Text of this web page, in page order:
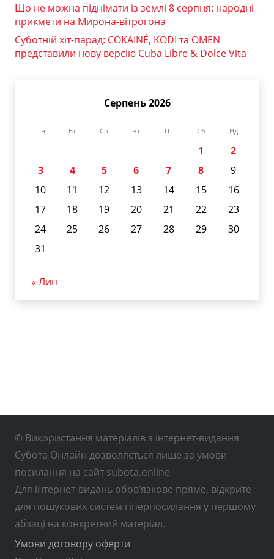
Що не можна піднімати із землі 8 серпня: народні
прикмети на Мирона-вітрогона
Суботній хіт-парад: COKAINÉ, KODI та OMEN
представили нову версію Cuba Libre & Dolce Vita
Серпень 2026
Пн Вт Ср Чт Пт Сб Нд
1
2
3
4 5 6 7 8
9
10
11 12 13 14 15
16
17
18 19 20 21 22
23
24
25 26 27 28 29
30
31
« Лип
© Використання матеріалів з інтернет-видання
Субота Онлайн дозволяється лише за умови
посилання на сайт subota.online
Для інтернет-видань обов’язкове пряме, відкрите
для пошукових систем гіперпосилання у першому
абзаці на конкретний матеріал.
Умови договору оферти